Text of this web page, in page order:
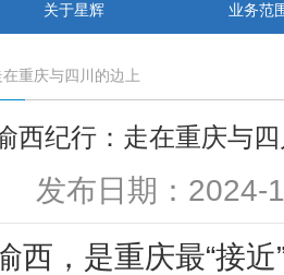
关于星辉 业务范
重庆与四川的边上
西纪行：走在重庆与
发布日期：
西，是重庆最“接